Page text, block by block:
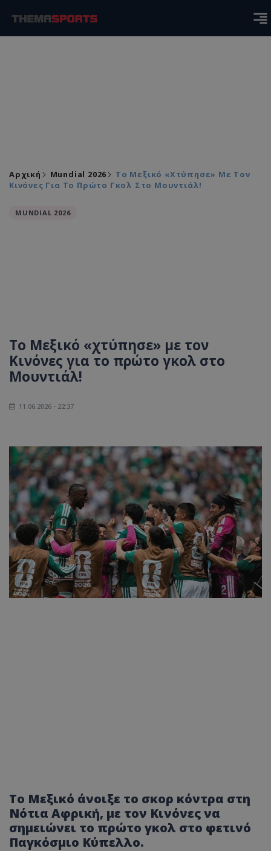
Αρχική Mundial 2026
Το Μεξικό «χτύπησε» Με Τον
Κινόνες Για Το Πρώτο Γκολ Στο Μουντιάλ!
MUNDIAL 2026
Το Μεξικό «χτύπησε» με τον
Κινόνες για το πρώτο γκολ στο
Μουντιάλ!
11.06.2026 - 22:37
Το Μεξικό άνοιξε το σκορ κόντρα στη
Νότια Αφρική, με τον Κινόνες να
σημειώνει το πρώτο γκολ στο φετινό
Παγκόσμιο Κύπελλο.